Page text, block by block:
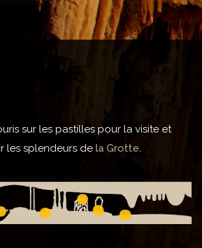
sur les pastilles pour la visite et
les splendeurs de la Grotte.